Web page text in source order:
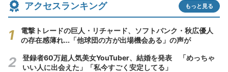
アクセスランキング もっと見る
電撃トレードの巨人・リチャード、ソフトバンク・秋広優人
の存在感薄れ...「他球団の方が出場機会ある」の声が
登録者60万超人気美女YouTuber、結婚を発表 「めっちゃ
いい人に出会えた」「私今すごく安定してる」